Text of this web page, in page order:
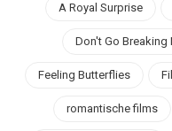
A Royal Surprise
Don't Go Breaking
Feeling Butterflies
romantische films